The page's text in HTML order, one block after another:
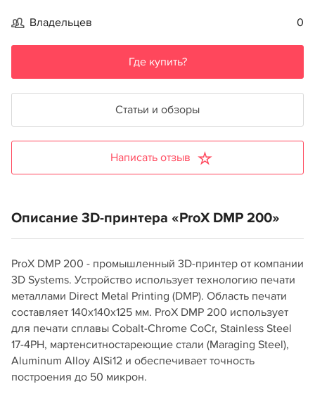
Владельцев 0
Где купить?
Статьи и обзоры
Написать отзыв
Описание 3D-принтера «ProX DMP 200»
ProX DMP 200 - промышленный 3D-принтер от компании
3D Systems. Устройство использует технологию печати
металлами Direct Metal Printing (DMP). Область печати
составляет 140x140x125 мм. ProX DMP 200 использует
для печати сплавы Cobalt-Chrome CoCr, Stainless Steel
17-4PH, мартенситностареющие стали (Maraging Steel),
Aluminum Alloy AlSi12 и обеспечивает точность
построения до 50 микрон.